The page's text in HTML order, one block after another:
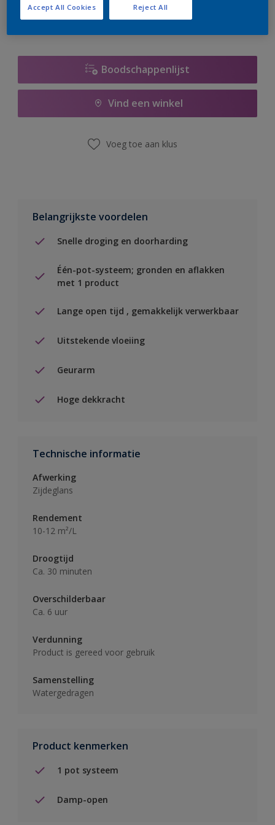
Boodschappenlijst
Vind een winkel
Voeg toe aan klus
Belangrijkste voordelen
Snelle droging en doorharding
Één-pot-systeem; gronden en aflakken
met 1 product
Lange open tijd , gemakkelijk verwerkbaar
Uitstekende vloeiing
Geurarm
Hoge dekkracht
Technische informatie
Afwerking
Zijdeglans
Rendement
10-12 m²/L
Droogtijd
Ca. 30 minuten
Overschilderbaar
Ca. 6 uur
Verdunning
Product is gereed voor gebruik
Samenstelling
Watergedragen
Product kenmerken
1 pot systeem
Damp-open
Reject All
Accept All Cookies